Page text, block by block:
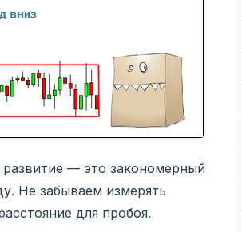
— это закономерный
Не забываем измерять
для пробоя.